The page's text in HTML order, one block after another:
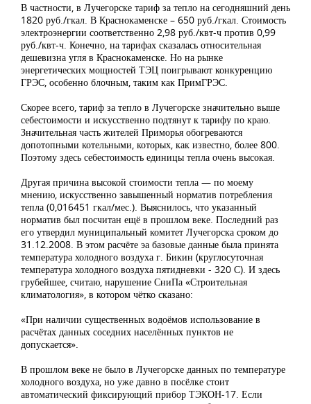
В частности, в Лучегорске тариф за тепло на сегодняшний день
1820 руб./гкал. В Краснокаменске – 650 руб./гкал. Стоимость
электроэнергии соответственно 2,98 руб./квт-ч против 0,99
руб./квт-ч. Конечно, на тарифах сказалась относительная
дешевизна угля в Краснокаменске. Но на рынке
энергетических мощностей ТЭЦ поигрывают конкуренцию
ГРЭС, особенно блочным, таким как ПримГРЭС.
Скорее всего, тариф за тепло в Лучегорске значительно выше
себестоимости и искусственно подтянут к тарифу по краю.
Значительная часть жителей Приморья обогреваются
допотопными котельными, которых, как известно, более 800.
Поэтому здесь себестоимость единицы тепла очень высокая.
Другая причина высокой стоимости тепла — по моему
мнению, искусственно завышенный норматив потребления
тепла (0,016451 гкал/мес.). Выяснилось, что указанный
норматив был посчитан ещё в прошлом веке. Последний раз
его утвердил муниципальный комитет Лучегорска сроком до
31.12.2008. В этом расчёте эа базовые данные была принята
температура холодного воздуха г. Бикин (круглосуточная
температура холодного воздуха пятидневки - 320 С). И здесь
грубейшее, считаю, нарушение СниПа «Строительная
климатология», в котором чётко сказано:
«При наличии существенных водоёмов использование в
расчётах данных соседних населённых пунктов не
допускается».
В прошлом веке не было в Лучегорске данных по температуре
холодного воздуха, но уже давно в посёлке стоит
автоматический фиксирующий прибор ТЭКОН-17. Если